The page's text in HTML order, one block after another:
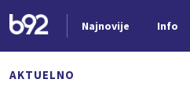
Najnovije Info
AKTUELNO